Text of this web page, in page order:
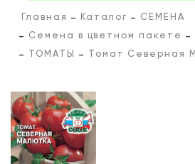
Главная Каталог
СЕМЕНА
Семена в цветном пакете
ТОМАТЫ
Томат Северная